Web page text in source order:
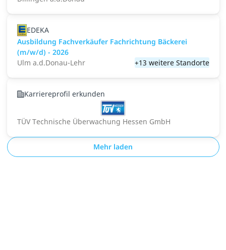
EDEKA
Ausbildung Fachverkäufer Fachrichtung Bäckerei
(m/w/d) - 2026
Ulm a.d.Donau-Lehr
+13 weitere Standorte
Karriereprofil erkunden
TÜV Technische Überwachung Hessen GmbH
Mehr laden